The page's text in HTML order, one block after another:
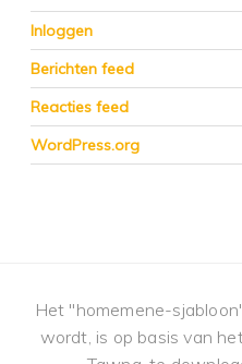
Inloggen
Berichten feed
Reacties feed
WordPress.org
Het "homemene-
wordt, is op basis van